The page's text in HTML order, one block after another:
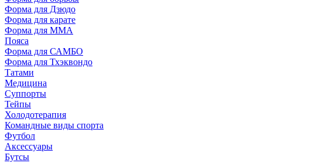
Форма для Дзюдо
Форма для карате
Форма для MMA
Пояса
Форма для САМБО
Форма для Тхэквондо
Татами
Медицина
Суппорты
Тейпы
Холодотерапия
Командные виды спорта
Футбол
Аксессуары
Бутсы